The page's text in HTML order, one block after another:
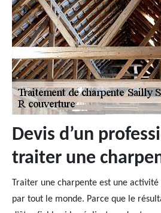
Devis d’un
traiter une
Traiter une charpente est une activité
par tout le monde. Parce que le